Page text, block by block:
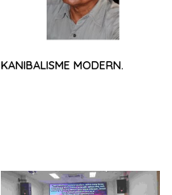
KANIBALISME MODERN.